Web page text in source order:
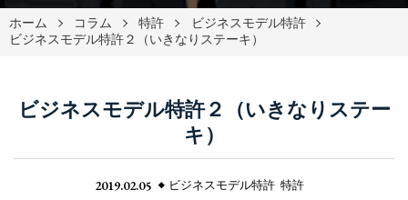
ホーム コラム 特許
ビジネスモデル特許
ビジネスモデル特許２（いきなりステーキ）
ビジネスモデル特許２（いきなりステー
キ）
2019.02.05 ビジネスモデル特許 特許